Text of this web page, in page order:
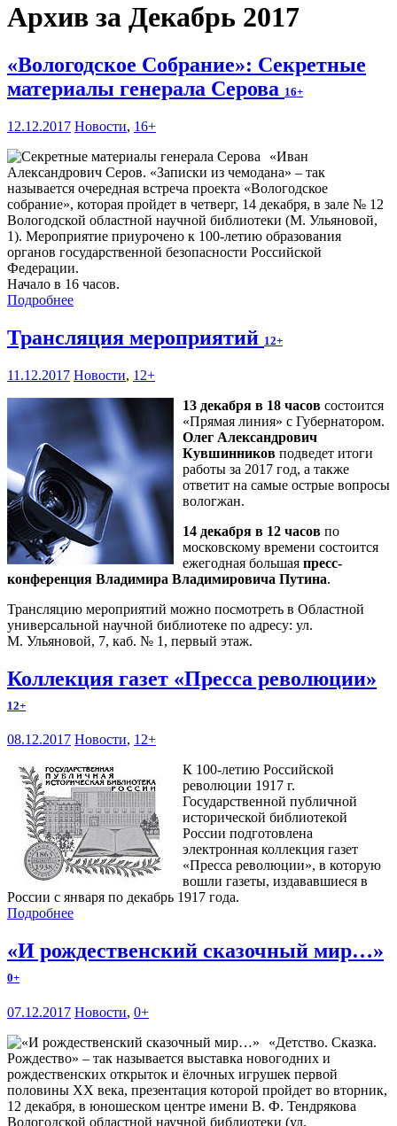
Архив за Декабрь 2017
«Вологодское Собрание»: Секретные
материалы генерала Серова 16+
12.12.2017 Новости, 16+
«Иван
Александрович Серов. «Записки из чемодана» – так
называется очередная встреча проекта «Вологодское
собрание», которая пройдет в четверг, 14 декабря, в зале № 12
Вологодской областной научной библиотеки (М. Ульяновой,
1). Мероприятие приурочено к 100-летию образования
органов государственной безопасности Российской
Федерации.
Начало в 16 часов.
Подробнее
Трансляция мероприятий 12+
11.12.2017 Новости, 12+
13 декабря в 18 часов состоится
«Прямая линия» с Губернатором.
Олег Александрович
Кувшинников подведет итоги
работы за 2017 год, а также
ответит на самые острые вопросы
вологжан.
14 декабря в 12 часов по
московскому времени состоится
ежегодная большая пресс-
конференция Владимира Владимировича Путина.
Трансляцию мероприятий можно посмотреть в Областной
универсальной научной библиотеке по адресу: ул.
М. Ульяновой, 7, каб. № 1, первый этаж.
Коллекция газет «Пресса революции»
12+
08.12.2017 Новости, 12+
К 100-летию Российской
революции 1917 г.
Государственной публичной
исторической библиотекой
России подготовлена
электронная коллекция газет
«Пресса революции», в которую
вошли газеты, издававшиеся в
России с января по декабрь 1917 года.
Подробнее
«И рождественский сказочный мир…»
0+
07.12.2017 Новости, 0+
«Детство. Сказка.
Рождество» – так называется выставка новогодних и
рождественских открыток и ёлочных игрушек первой
половины ХХ века, презентация которой пройдет во вторник,
12 декабря, в юношеском центре имени В. Ф. Тендрякова
Вологодской областной научной библиотеки (ул.